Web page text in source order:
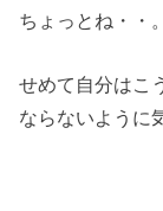
ちょっとね・・。
せめて自分はこ
ならないように